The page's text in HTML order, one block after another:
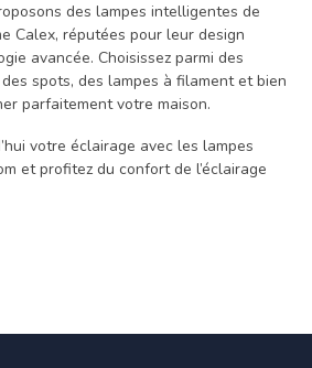
des lampes intelligentes de
Calex, réputées pour leur design
avancée. Choisissez parmi des
spots, des lampes à filament et bien
parfaitement votre maison.
votre éclairage avec les lampes
et profitez du confort de l’éclairage